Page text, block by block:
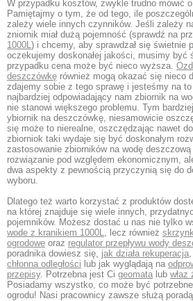
W przypadku kosztów, zwykle trudno mówić
Pamiętajmy o tym, że od tego, ile
zależy wiele innych czynników. Jeśli zależy
zniornik miał dużą pojemność (sprawdź na
1000L) i chcemy, aby sprawdzał się świetnie
oczekujemy doskonałej jakości, musimy być
przypadku cena może być nieco wyższa.
deszczówkę również mogą okazać się nieco
zdajemy sobie z tego sprawę i jesteśmy na
najbardziej odpowiadający nam zbiornik na
nie stanowi większego problemu. Tym
ybiornik na deszczówkę, niesamowicie
się może to nierealne, oszczędzając nawet
zbiorniok taki wydaje się być doskonałym
zastosowanie zbiorników na wodę
rozwiązanie pod względem ekonomicznym,
dwa aspekty z pewnością przyczynią się do
wyboru.
Dlatego też warto korzystać z produktów
na której znajduje się wiele innych,
pojemników. Możesz dostać u nas nie tylko
wode z kranikiem 1000L, lecz również
ogrodowe oraz regulator przepływu wody
poradnika dowiesz się, jak działa rekuperacja
chłonna odległości lub jak wyglądają na
przepisy. Potrzebna jest Ci geomata lub właz
Posiadamy wszystko, co może być
ogrodu! Nasi pracownicy zawsze służą